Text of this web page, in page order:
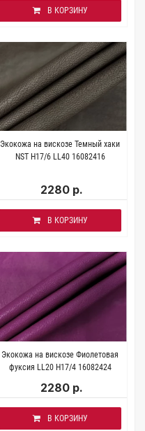
В КОРЗИНУ
Экокожа на вискозе Темный хаки
NST H17/6 LL40 16082416
2280 р.
В КОРЗИНУ
Экокожа на вискозе Фиолетовая
фуксия LL20 H17/4 16082424
2280 р.
В КОРЗИНУ